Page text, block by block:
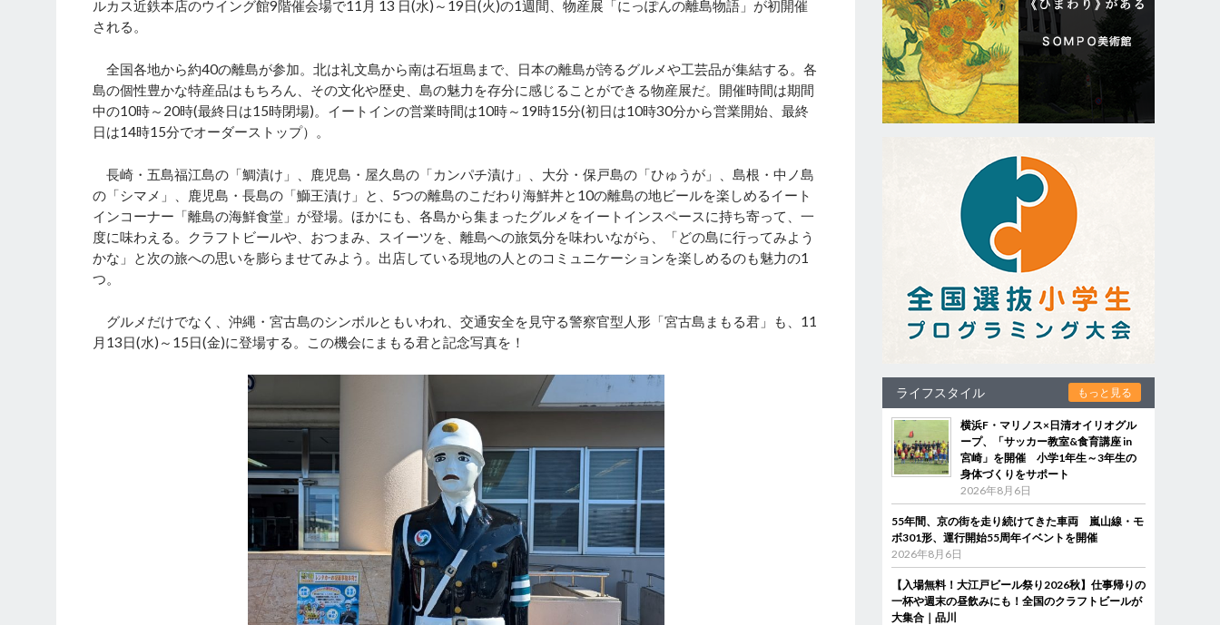
ルカス近鉄本店のウイング館9階催会場で11月 13 日(水)～19日(火)の1週間、物産展「にっぽんの離島物語」が初開催
される。
全国各地から約40の離島が参加。北は礼文島から南は石垣島まで、日本の離島が誇るグルメや工芸品が集結する。各
島の個性豊かな特産品はもちろん、その文化や歴史、島の魅力を存分に感じることができる物産展だ。開催時間は期間
中の10時～20時(最終日は15時閉場)。イートインの営業時間は10時～19時15分(初日は10時30分から営業開始、最終
日は14時15分でオーダーストップ）。
長崎・五島福江島の「鯛漬け」、鹿児島・屋久島の「カンパチ漬け」、大分・保戸島の「ひゅうが」、島根・中ノ島
の「シマメ」、鹿児島・長島の「鰤王漬け」と、5つの離島のこだわり海鮮丼と10の離島の地ビールを楽しめるイート
インコーナー「離島の海鮮食堂」が登場。ほかにも、各島から集まったグルメをイートインスペースに持ち寄って、一
度に味わえる。クラフトビールや、おつまみ、スイーツを、離島への旅気分を味わいながら、「どの島に行ってみよう
かな」と次の旅への思いを膨らませてみよう。出店している現地の人とのコミュニケーションを楽しめるのも魅力の1
つ。
グルメだけでなく、沖縄・宮古島のシンボルともいわれ、交通安全を見守る警察官型人形「宮古島まもる君」も、11
月13日(水)～15日(金)に登場する。この機会にまもる君と記念写真を！
ライフスタイル もっと見る
横浜F・マリノス×日清オイリオグル
ープ、「サッカー教室&食育講座 in
宮崎」を開催 小学1年生～3年生の
身体づくりをサポート
2026年8月6日
55年間、京の街を走り続けてきた車両 嵐山線・モ
ボ301形、運行開始55周年イベントを開催
2026年8月6日
【入場無料！大江戸ビール祭り2026秋】仕事帰りの
一杯や週末の昼飲みにも！全国のクラフトビールが
大集合｜品川